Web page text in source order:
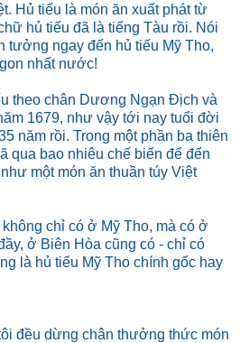
Hủ tiếu là món ăn xuất phát từ
hủ tiếu đã là tiếng Tàu rồi. Nói
tưởng ngay đến hủ tiếu Mỹ Tho,
nhất nước!
theo chân Dương Ngạn Địch và
1679, như vậy tới nay tuổi đời
năm rồi. Trong một phần ba thiên
qua bao nhiêu chế biến để đến
một món ăn thuần túy Việt
chỉ có ở Mỹ Tho, mà có ở
ở Biên Hòa cũng có - chỉ có
là hủ tiếu Mỹ Tho chính gốc hay
đều dừng chân thưởng thức món